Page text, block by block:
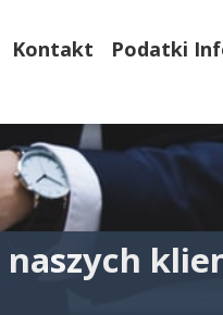
Kontakt Podatki